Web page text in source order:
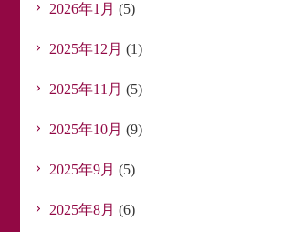
2026年1月 (5)
2025年12月 (1)
2025年11月 (5)
2025年10月 (9)
2025年9月 (5)
2025年8月 (6)